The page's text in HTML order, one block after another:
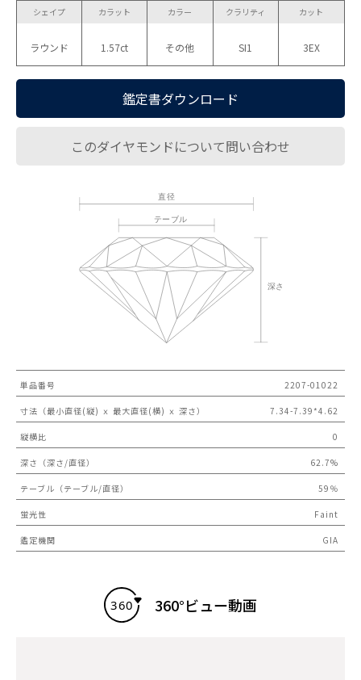
シェイプ
ラウンド
カラット
1.57ct
カラー
その他
クラリティ
SI1
カット
3EX
鑑定書ダウンロード
このダイヤモンドについて問い合わせ
単品番号 2207-01022
寸法（最小直径(縦) ｘ 最大直径(横) ｘ 深さ） 7.34-7.39*4.62
縦横比 0
深さ（深さ/直径） 62.7%
テーブル（テーブル/直径） 59％
蛍光性 Faint
鑑定機関 GIA
360°ビュー動画